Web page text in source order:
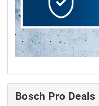
Bosch Pro Deals